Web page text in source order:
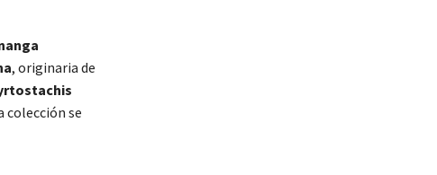
, originaria de
colección se